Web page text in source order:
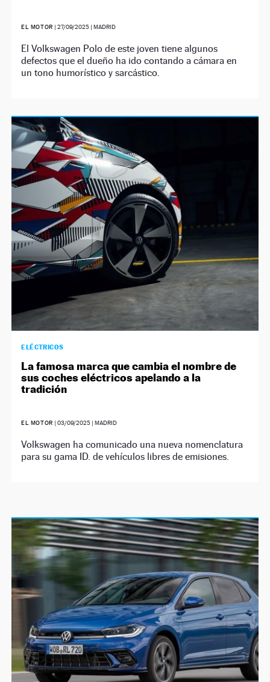
EL MOTOR | 27/09/2025| MADRID
El Volkswagen Polo de este joven tiene algunos
defectos que el dueño ha ido contando a cámara en
un tono humorístico y sarcástico.
ELÉCTRICOS
La famosa marca que cambia el nombre de
sus coches eléctricos apelando a la
tradición
EL MOTOR | 03/09/2025| MADRID
Volkswagen ha comunicado una nueva nomenclatura
para su gama ID. de vehículos libres de emisiones.